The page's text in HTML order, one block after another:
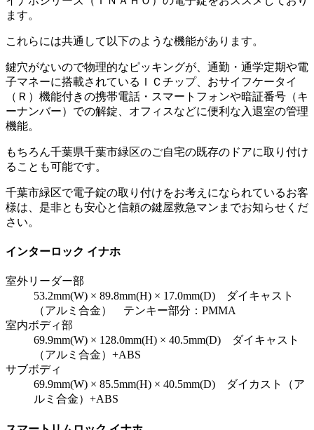
ます。
これらには共通して以下のような機能があります。
鍵穴がないので物理的なピッキングが、通勤・通学定期や電
子マネーに搭載されているＩＣチップ、おサイフケータイ
（Ｒ）機能付きの携帯電話・スマートフォンや暗証番号（キ
ーナンバー）での解錠、オフィスなどに便利な入退室の管理
機能。
もちろん千葉県千葉市緑区のご自宅の既存のドアに取り付け
ることも可能です。
千葉市緑区で電子錠の取り付けをお考えになられているお客
様は、是非とも安心と信頼の鍵屋救急マンまでお知らせくだ
さい。
インターロック イナホ
室外リーダー部
53.2mm(W) × 89.8mm(H) × 17.0mm(D) ダイキャスト
（アルミ合金） テンキー部分：PMMA
室内ボディ部
69.9mm(W) × 128.0mm(H) × 40.5mm(D) ダイキャスト
（アルミ合金）+ABS
サブボディ
69.9mm(W) × 85.5mm(H) × 40.5mm(D) ダイカスト（ア
ルミ合金）+ABS